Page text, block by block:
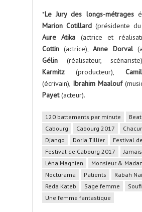
*Le Jury des longs-métrages
Marion Cotillard (présidente du
Aure Atika (actrice et
Cottin (actrice),Anne Dorval
Gélin (réalisateur,
Karmitz (producteur),
(écrivain), Ibrahim Maalouf
Payet(acteur).
120 battements par minute
Cabourg
Cabourg 2017
Django
Doria Tillier
Festival
Festival de Cabourg 2017
Léna Magnien
Monsieur &
Nocturama
Patients
Rabah
Reda Kateb
Sage femme
Une femme fantastique